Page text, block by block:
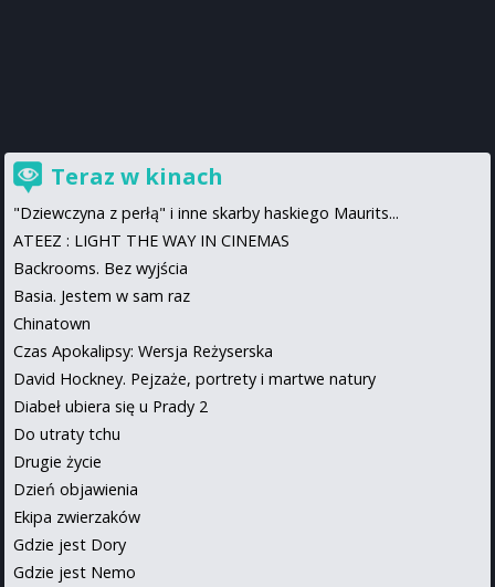
Teraz w kinach
"Dziewczyna z perłą" i inne skarby haskiego Maurits...
ATEEZ : LIGHT THE WAY IN CINEMAS
Backrooms. Bez wyjścia
Basia. Jestem w sam raz
Chinatown
Czas Apokalipsy: Wersja Reżyserska
David Hockney. Pejzaże, portrety i martwe natury
Diabeł ubiera się u Prady 2
Do utraty tchu
Drugie życie
Dzień objawienia
Ekipa zwierzaków
Gdzie jest Dory
Gdzie jest Nemo